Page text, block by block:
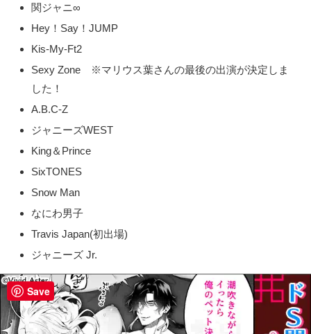
関ジャニ∞
Hey！Say！JUMP
Kis-My-Ft2
Sexy Zone ※マリウス葉さんの最後の出演が決定しま
した！
A.B.C-Z
ジャニーズWEST
King＆Prince
SixTONES
Snow Man
なにわ男子
Travis Japan(初出場)
ジャニーズ Jr.
Save